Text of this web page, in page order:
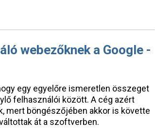
webezőknek a Google -
egy egyelőre ismeretlen összeget
felhasználói között. A cég azért
mert böngészőjében akkor is követte
át a szoftverben.